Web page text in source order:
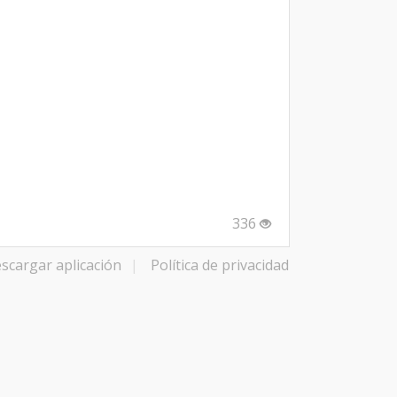
336
aplicación | Política de privacidad